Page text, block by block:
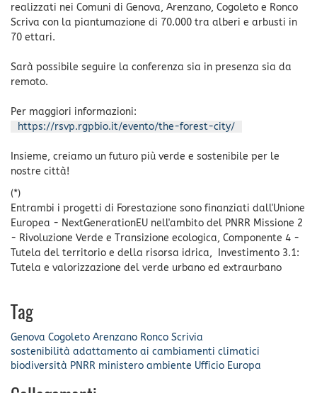
realizzati nei Comuni di Genova, Arenzano, Cogoleto e Ronco
Scriva con la piantumazione di 70.000 tra alberi e arbusti in
70 ettari.
Sarà possibile seguire la conferenza sia in presenza sia da
remoto.
Per maggiori informazioni:
https://rsvp.rgpbio.it/evento/the-forest-city/
Insieme, creiamo un futuro più verde e sostenibile per le
nostre città!
(*)
Entrambi i progetti di Forestazione sono finanziati dall'Unione
Europea - NextGenerationEU nell'ambito del PNRR Missione 2
- Rivoluzione Verde e Transizione ecologica, Componente 4 -
Tutela del territorio e della risorsa idrica, Investimento 3.1:
Tutela e valorizzazione del verde urbano ed extraurbano
Tag
Genova Cogoleto Arenzano Ronco Scrivia
sostenibilità adattamento ai cambiamenti climatici
biodiversità PNRR ministero ambiente Ufficio Europa